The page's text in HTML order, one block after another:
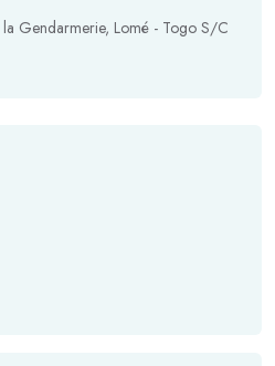
Gendarmerie, Lomé - Togo S/C